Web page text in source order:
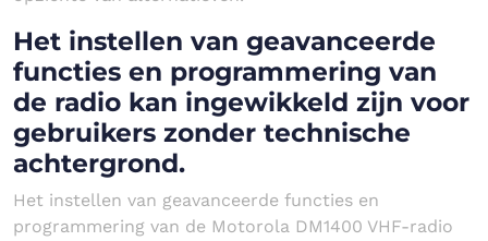
Het instellen van geavanceerde
functies en programmering van
de radio kan ingewikkeld zijn voor
gebruikers zonder technische
achtergrond.
Het instellen van geavanceerde functies en
programmering van de Motorola DM1400 VHF-radio